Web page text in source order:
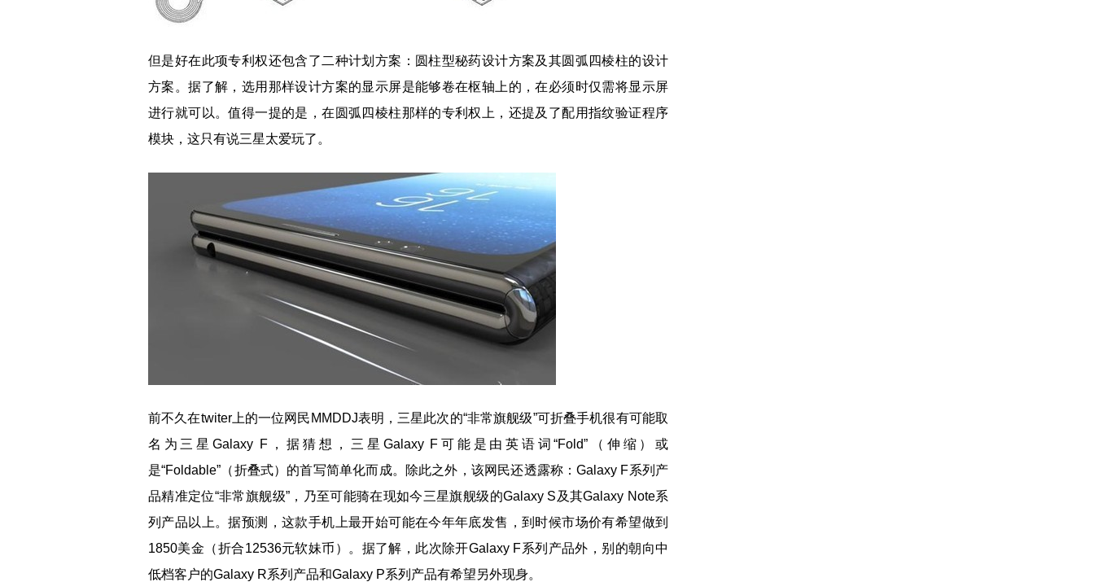
但是好在此项专利权还包含了二种计划方案：圆柱型秘药设计方案及其圆弧四棱柱的设计
方案。据了解，选用那样设计方案的显示屏是能够卷在枢轴上的，在必须时仅需将显示屏
进行就可以。值得一提的是，在圆弧四棱柱那样的专利权上，还提及了配用指纹验证程序
模块，这只有说三星太爱玩了。
前不久在twiter上的一位网民MMDDJ表明，三星此次的“非常旗舰级”可折叠手机很有可能取
名为三星Galaxy F，据猜想，三星Galaxy F可能是由英语词“Fold”（伸缩）或
是“Foldable”（折叠式）的首写简单化而成。除此之外，该网民还透露称：Galaxy F系列产
品精准定位“非常旗舰级”，乃至可能骑在现如今三星旗舰级的Galaxy S及其Galaxy Note系
列产品以上。据预测，这款手机上最开始可能在今年年底发售，到时候市场价有希望做到
1850美金（折合12536元软妹币）。据了解，此次除开Galaxy F系列产品外，别的朝向中
低档客户的Galaxy R系列产品和Galaxy P系列产品有希望另外现身。